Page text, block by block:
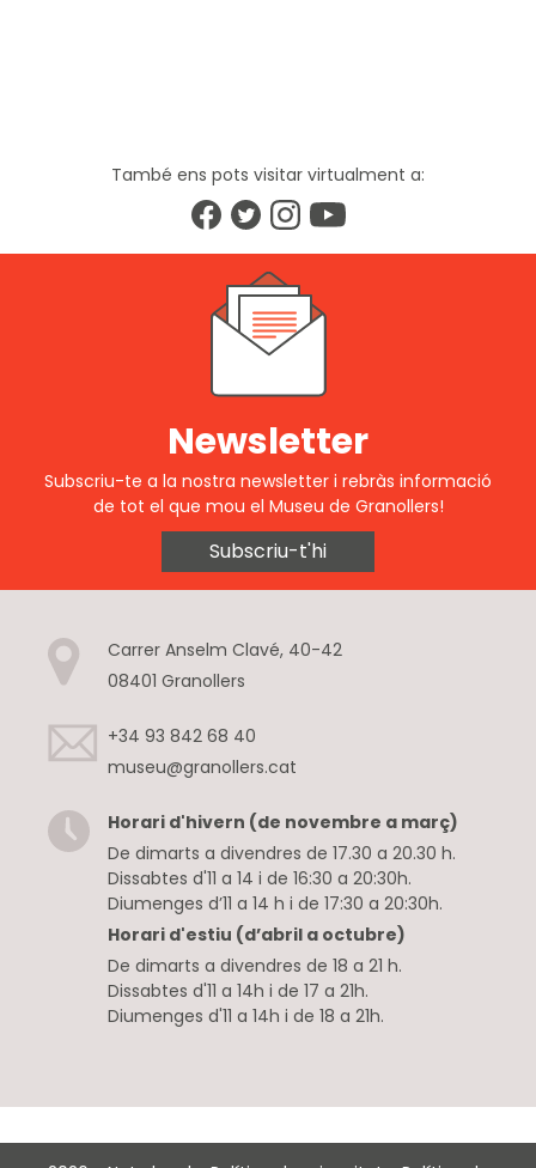
També ens pots visitar virtualment a:
Newsletter
Subscriu-te a la nostra newsletter i rebràs informació
de tot el que mou el Museu de Granollers!
Subscriu-t'hi
Carrer Anselm Clavé, 40-42
08401 Granollers
+34 93 842 68 40
museu@granollers.cat
Horari d'hivern (de novembre a març)
De dimarts a divendres de 17.30 a 20.30 h.
Dissabtes d'11 a 14 i de 16:30 a 20:30h.
Diumenges d’11 a 14 h i de 17:30 a 20:30h.
Horari d'estiu (d’abril a octubre)
De dimarts a divendres de 18 a 21 h.
Dissabtes d'11 a 14h i de 17 a 21h.
Diumenges d'11 a 14h i de 18 a 21h.